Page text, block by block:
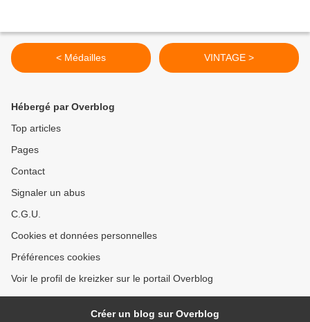
< Médailles VINTAGE >
Hébergé par Overblog
Top articles
Pages
Contact
Signaler un abus
C.G.U.
Cookies et données personnelles
Préférences cookies
Voir le profil de kreizker sur le portail Overblog
Créer un blog sur Overblog